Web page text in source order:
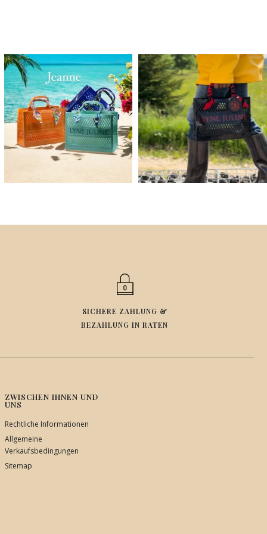
SICHERE ZAHLUNG &
BEZAHLUNG IN RATEN
ZWISCHEN IHNEN UND
UNS
Rechtliche Informationen
Allgemeine
Verkaufsbedingungen
Sitemap